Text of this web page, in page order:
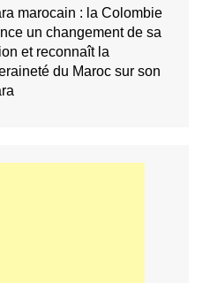
marocain : la Colombie
un changement de sa
et reconnaît la
du Maroc sur son